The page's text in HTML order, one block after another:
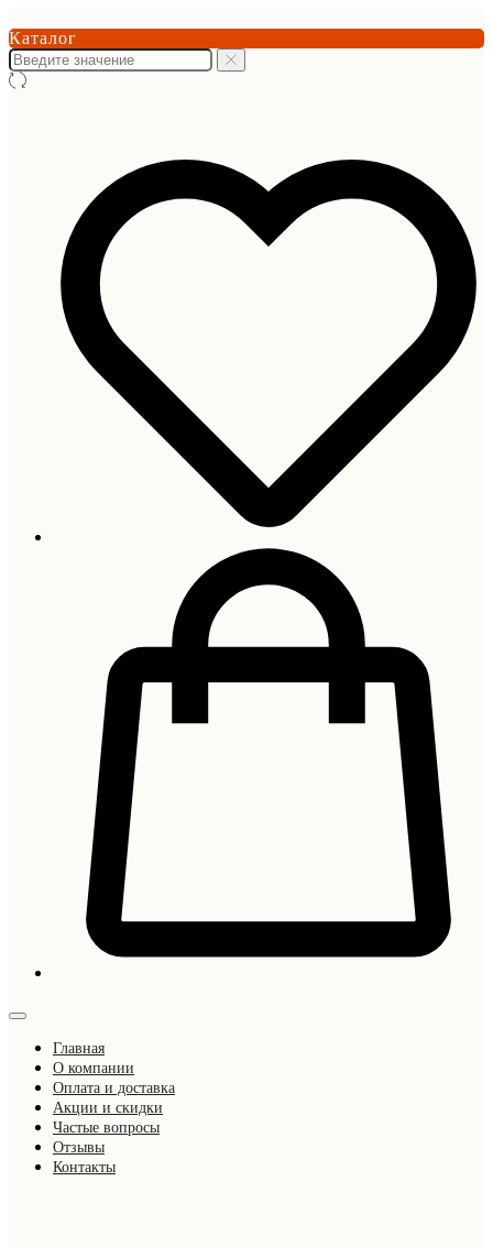
Каталог
Главная
О компании
Оплата и доставка
Акции и скидки
Частые вопросы
Отзывы
Контакты